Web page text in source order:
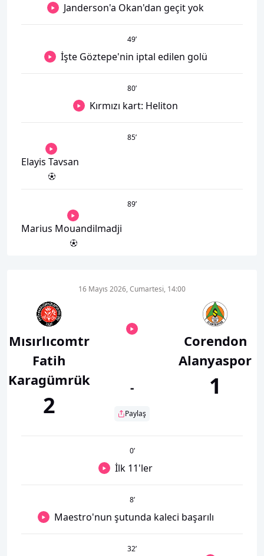
Janderson'a Okan'dan geçit yok
49’
İşte Göztepe'nin iptal edilen golü
80’
Kırmızı kart: Heliton
85’
Elayis Tavsan
89’
Marius Mouandilmadji
Mısırlıcomtr
Fatih
Karagümrük
2
16 Mayıs 2026, Cumartesi, 14:00
-
Paylaş
Corendon
Alanyaspor
1
0’
İlk 11'ler
8’
Maestro'nun şutunda kaleci başarılı
32’